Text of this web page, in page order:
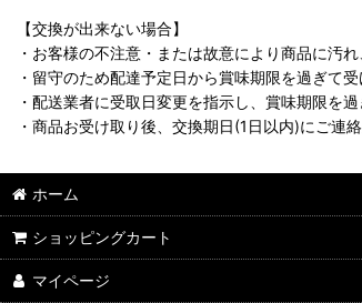
【交換が出来ない場合】
・お客様の不注意・または故意により商品に汚
・留守のため配達予定日から賞味期限を過ぎて
・配送業者に受取日変更を指示し、賞味期限を
・商品お受け取り後、交換期日(1日以内)にご連
ホーム
ショッピングカート
マイページ